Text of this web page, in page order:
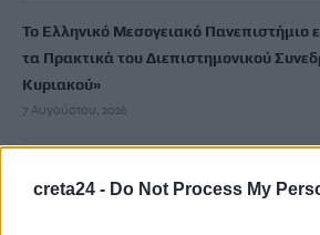
creta24 - Do Not Process My
Το Ελληνικό Μεσογειακό Πανεπιστήμιο
τα Πρακτικά του Διεπιστημονικού Συνεδρίου «Ρένα
Κυριακού»
7 Αυγούστου, 2026
ΔΕΕΠ (ΝΟΔΕ) Ηρακλείου: Με έργα η
οδηγεί την Κρήτη στο μέλλον